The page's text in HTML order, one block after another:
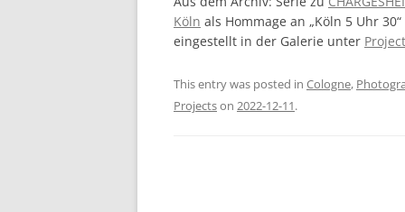
Köln als Hommage an „Köln 5 Uhr
eingestellt in der Galerie unter
This entry was posted in Cologne,
Projectson 2022-12-11.